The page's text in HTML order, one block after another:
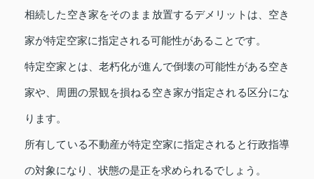
相続した空き家をそのまま放置するデメリットは、空き
家が特定空家に指定される可能性があることです。
特定空家とは、老朽化が進んで倒壊の可能性がある空き
家や、周囲の景観を損ねる空き家が指定される区分にな
ります。
所有している不動産が特定空家に指定されると行政指導
の対象になり、状態の是正を求められるでしょう。